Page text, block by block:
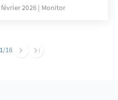
primär auf
drängen Expertinnen
février 2026 Monitor
1/16